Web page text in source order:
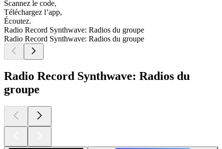
Scannez le code,
Téléchargez l’app,
Écoutez.
Radio Record Synthwave: Radios du groupe
Radio Record Synthwave: Radios du groupe
Radio Record Synthwave: Radios du
groupe